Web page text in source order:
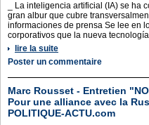
_ La inteligencia artificial (IA) se ha
gran albur que cubre
informaciones de prensa Se lee en
corporativos que la nueva tecnología
lire la suite
Poster un commentaire
Marc Rousset - Entretien
Pour une alliance avec la
POLITIQUE-ACTU.com